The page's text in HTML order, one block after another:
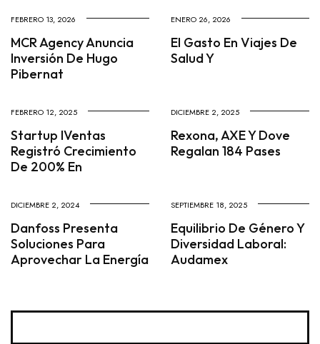
FEBRERO 13, 2026
MCR Agency Anuncia
Inversión De Hugo
Pibernat
ENERO 26, 2026
El Gasto En Viajes De
Salud Y
FEBRERO 12, 2025
Startup IVentas
Registró Crecimiento
De 200% En
DICIEMBRE 2, 2025
Rexona, AXE Y Dove
Regalan 184 Pases
DICIEMBRE 2, 2024
Danfoss Presenta
Soluciones Para
Aprovechar La Energía
SEPTIEMBRE 18, 2025
Equilibrio De Género Y
Diversidad Laboral:
Audamex